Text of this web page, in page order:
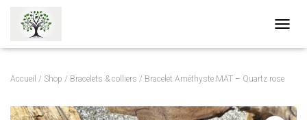
U
/
Accueil / Shop / Bracelets & colliers / Bracelet Améthyste MAT – Quartz rose